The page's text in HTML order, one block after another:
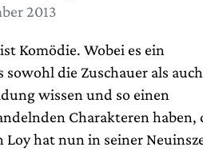
2013
Komödie. Wobei es ein
die Zuschauer als
wissen und so einen
Charakteren haben,
hat nun in seiner